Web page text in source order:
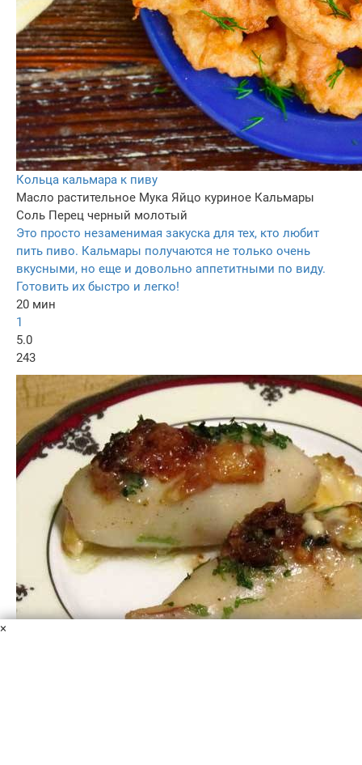
Кольца кальмара к пиву
Масло растительное Мука Яйцо куриное Кальмары
Соль Перец черный молотый
Это просто незаменимая закуска для тех, кто любит
пить пиво. Кальмары получаются не только очень
вкусными, но еще и довольно аппетитными по виду.
Готовить их быстро и легко!
20 мин
1
5.0
243
×